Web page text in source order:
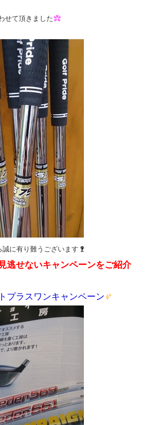
せて頂きました
に有り難うございます
逃せないキャンペーンをご紹介
プラスワンキャンペーン